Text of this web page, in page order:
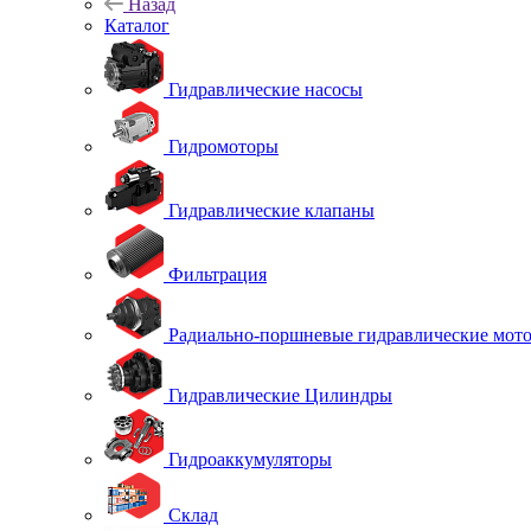
Назад
Каталог
Гидравлические насосы
Гидромоторы
Гидравлические клапаны
Фильтрация
Радиально-поршневые гидравлические
Гидравлические Цилиндры
Гидроаккумуляторы
Склад